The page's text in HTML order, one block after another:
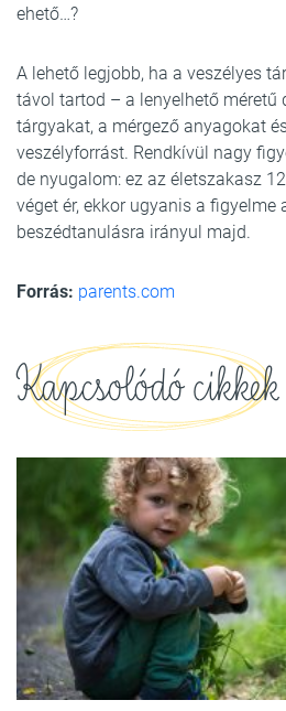
ehető…?
A lehető legjobb, ha a veszélyes
távol tartod – a lenyelhető méretű
tárgyakat, a mérgező anyagokat
veszélyforrást. Rendkívül nagy
de nyugalom: ez az életszakasz
véget ér, ekkor ugyanis a figyelme
beszédtanulásra irányul majd.
Forrás: parents.com
Kapcsolódó cikkek